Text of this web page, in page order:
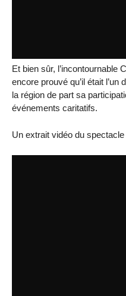
Et bien sûr, l’incontournable
encore prouvé qu’il était
la région de part sa
événements caritatifs.
Un extrait vidéo du